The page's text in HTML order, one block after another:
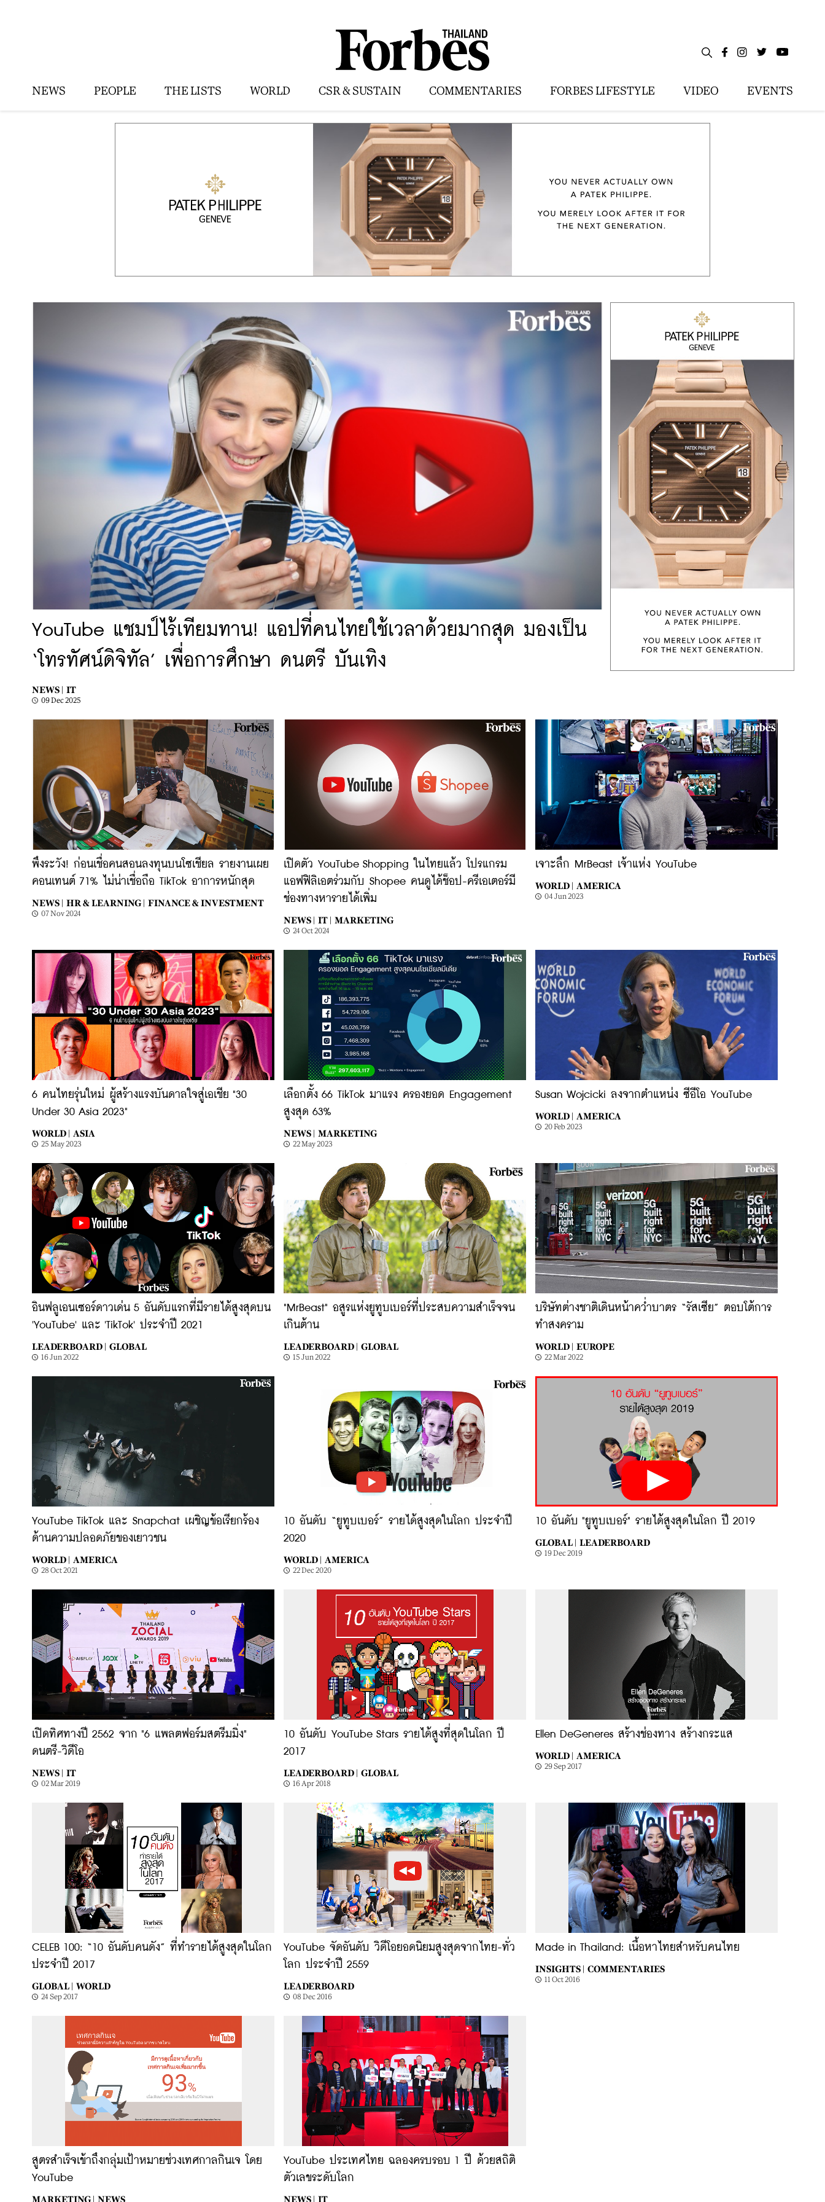
NEWS PEOPLE THE LISTS WORLD CSR & SUSTAIN COMMENTARIES FORBES LIFESTYLE VIDEO EVENTS
YouTube แชมป์ไร้เทียมทาน! แอปที่คนไทยใช้เวลาด้วยมากสุด มองเป็น
‘โทรทัศน์ดิจิทัล’ เพื่อการศึกษา ดนตรี บันเทิง
NEWS | IT
09 Dec 2025
พึงระวัง! ก่อนเชื่อคนสอนลงทุนบนโซเชียล รายงานเผย
คอนเทนต์ 71% ไม่น่าเชื่อถือ TikTok อาการหนักสุด
NEWS | HR & LEARNING | FINANCE & INVESTMENT
07 Nov 2024
เปิดตัว YouTube Shopping ในไทยแล้ว โปรแกรม
แอฟฟิลิเอตร่วมกับ Shopee คนดูได้ช็อป-ครีเอเตอร์มี
ช่องทางหารายได้เพิ่ม
NEWS | IT | MARKETING
24 Oct 2024
เจาะลึก MrBeast เจ้าแห่ง YouTube
WORLD | AMERICA
04 Jun 2023
6 คนไทยรุ่นใหม่ ผู้สร้างแรงบันดาลใจสู่เอเชีย "30
Under 30 Asia 2023"
WORLD | ASIA
25 May 2023
เลือกตั้ง 66 TikTok มาแรง ครองยอด Engagement
สูงสุด 63%
NEWS | MARKETING
22 May 2023
Susan Wojcicki ลงจากตำแหน่ง ซีอีโอ YouTube
WORLD | AMERICA
20 Feb 2023
อินฟลูเอนเซอร์ดาวเด่น 5 อันดับแรกที่มีรายได้สูงสุดบน
'YouTube' และ 'TikTok' ประจำปี 2021
LEADERBOARD | GLOBAL
16 Jun 2022
"MrBeast" อสูรแห่งยูทูบเบอร์ที่ประสบความสำเร็จจน
เกินต้าน
LEADERBOARD | GLOBAL
15 Jun 2022
บริษัทต่างชาติเดินหน้าคว่ำบาตร “รัสเซีย” ตอบโต้การ
ทำสงคราม
WORLD | EUROPE
22 Mar 2022
YouTube TikTok และ Snapchat เผชิญข้อเรียกร้อง
ด้านความปลอดภัยของเยาวชน
WORLD | AMERICA
28 Oct 2021
10 อันดับ “ยูทูบเบอร์” รายได้สูงสุดในโลก ประจำปี
2020
WORLD | AMERICA
22 Dec 2020
10 อันดับ "ยูทูบเบอร์" รายได้สูงสุดในโลก ปี 2019
GLOBAL | LEADERBOARD
19 Dec 2019
เปิดทิศทางปี 2562 จาก "6 แพลตฟอร์มสตรีมมิ่ง"
ดนตรี-วิดีโอ
NEWS | IT
02 Mar 2019
10 อันดับ YouTube Stars รายได้สูงที่สุดในโลก ปี
2017
LEADERBOARD | GLOBAL
16 Apr 2018
Ellen DeGeneres สร้างช่องทาง สร้างกระแส
WORLD | AMERICA
29 Sep 2017
CELEB 100: “10 อันดับคนดัง” ที่ทำรายได้สูงสุดในโลก
ประจำปี 2017
GLOBAL | WORLD
24 Sep 2017
YouTube จัดอันดับ วิดีโอยอดนิยมสูงสุดจากไทย-ทั่ว
โลก ประจำปี 2559
LEADERBOARD
08 Dec 2016
Made in Thailand: เนื้อหาไทยสำหรับคนไทย
INSIGHTS | COMMENTARIES
11 Oct 2016
สูตรสำเร็จเข้าถึงกลุ่มเป้าหมายช่วงเทศกาลกินเจ โดย
YouTube
MARKETING | NEWS
YouTube ประเทศไทย ฉลองครบรอบ 1 ปี ด้วยสถิติ
ตัวเลขระดับโลก
NEWS | IT